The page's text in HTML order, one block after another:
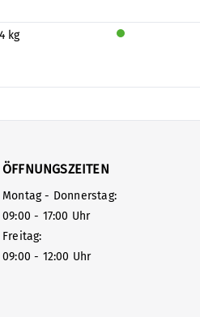
kg
uzier
ÖFFNUNGSZEITEN
Montag - Donnerstag:
09:00 - 17:00 Uhr
Freitag:
09:00 - 12:00 Uhr